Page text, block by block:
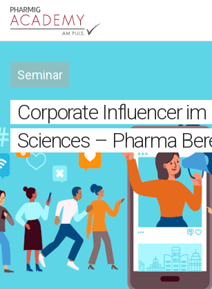
Hauptnavigation
Seminar
Corporate Influencer im
Sciences – Pharma